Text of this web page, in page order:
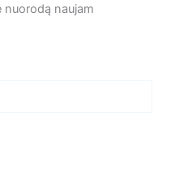
nuorodą naujam